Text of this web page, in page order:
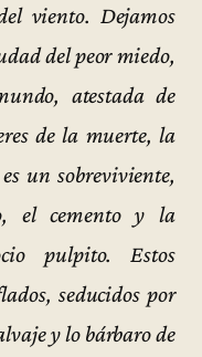
viento. Dejamos
del peor miedo,
atestada de
de la muerte, la
un sobreviviente,
el cemento y la
pulpito. Estos
seducidos por
y lo bárbaro de